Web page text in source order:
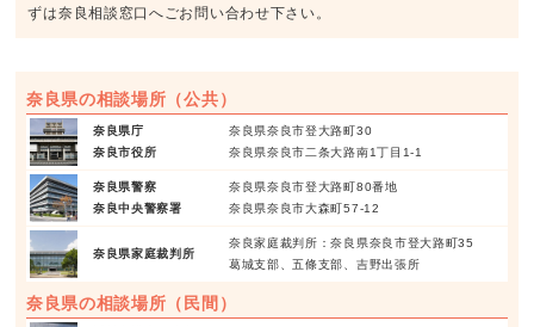
ずは奈良相談窓口へごお問い合わせ下さい。
奈良県の相談場所（公共）
奈良県庁
奈良市役所
奈良県奈良市登大路町30
奈良県奈良市二条大路南1丁目1-1
奈良県警察
奈良中央警察署
奈良県奈良市登大路町80番地
奈良県奈良市大森町57-12
奈良県家庭裁判所
奈良家庭裁判所：奈良県奈良市登大路町35
葛城支部、五條支部、吉野出張所
奈良県の相談場所（民間）